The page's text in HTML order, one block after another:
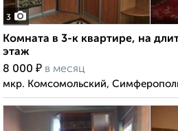
3
Комната в 3-к квартире, на
этаж
8 000 ₽ в месяц
мкр. Комсомольский,